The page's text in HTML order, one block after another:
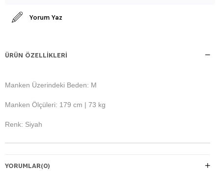
Yorum Yaz
ÜRÜN ÖZELLIKLERI
Manken Üzerindeki Beden: M
Manken Ölçüleri: 179 cm | 73 kg
Renk: Siyah
YORUMLAR(0)